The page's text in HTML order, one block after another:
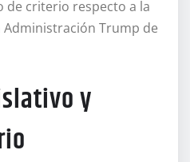
de criterio respecto a la
Administración Trump de
y